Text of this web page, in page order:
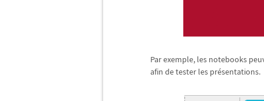
Par exemple, les notebooks
afin de tester les présentations.